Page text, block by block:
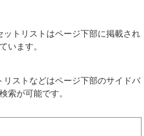
ットリストはページ下部に掲載され
ています。
リストなどはページ下部のサイドバ
索が可能です。